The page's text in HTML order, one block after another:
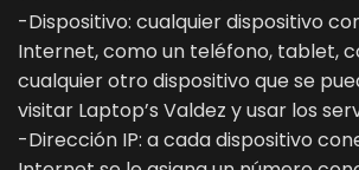
-Dispositivo: cualquier dispositivo
Internet, como un teléfono, tablet,
cualquier otro dispositivo que se
visitar Laptop’s Valdez y usar los
-Dirección IP: a cada dispositivo